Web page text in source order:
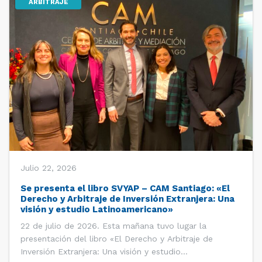
ARBITRAJE
Julio 22, 2026
Se presenta el libro SVYAP – CAM Santiago: «El
Derecho y Arbitraje de Inversión Extranjera: Una
visión y estudio Latinoamericano»
22 de julio de 2026. Esta mañana tuvo lugar la
presentación del libro «El Derecho y Arbitraje de
Inversión Extranjera: Una visión y estudio